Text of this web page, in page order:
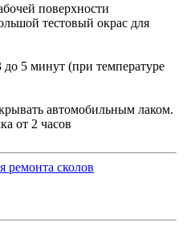
поверхности
тестовый окрас для
5 минут (при температуре
автомобильным лаком.
от 2 часов
ремонта сколов